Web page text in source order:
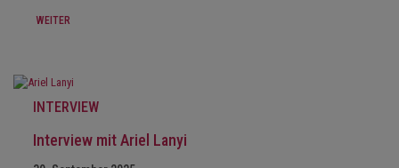
WEITER
INTERVIEW
Interview mit Ariel Lanyi